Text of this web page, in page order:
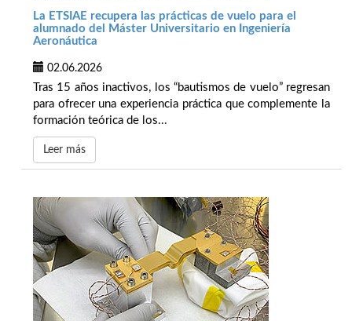
La ETSIAE recupera las prácticas de vuelo para el
alumnado del Máster Universitario en Ingeniería
Aeronáutica
02.06.2026
Tras 15 años inactivos, los “bautismos de vuelo” regresan
para ofrecer una experiencia práctica que complemente la
formación teórica de los...
Leer más